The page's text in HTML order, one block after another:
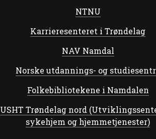
NTNU
Karrieresenteret i Trøndelag
NAV Namdal
Norske utdannings- og
Folkebibliotekene i Namdalen
USHT Trøndelag nord
sykehjem og hjemmetjenester)